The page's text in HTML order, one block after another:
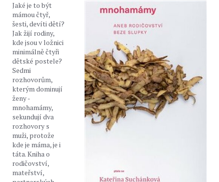
Jaké je to být
mámou čtyř,
šesti, devíti dětí?
Jak žijí rodiny,
kde jsou v ložnici
minimálně čtyři
dětské postele?
Sedmi
rozhovorům,
kterým dominují
ženy -
mnohamámy,
sekundují dva
rozhovory s
muži, protože
kde je máma, je i
táta. Kniha o
rodičovství,
mateřství,